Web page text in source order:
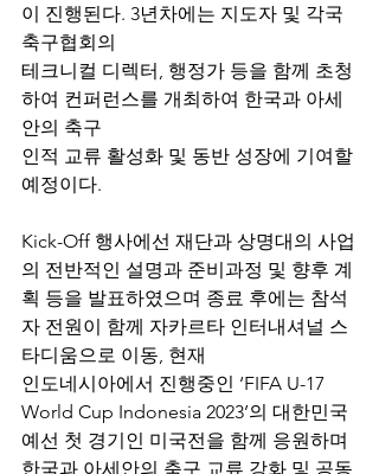
이 진행된다. 3년차에는 지도자 및 각국
축구협회의
테크니컬 디렉터, 행정가 등을 함께 초청
하여 컨퍼런스를 개최하여 한국과 아세
안의 축구
인적 교류 활성화 및 동반 성장에 기여할
예정이다.
Kick-Off 행사에선 재단과 상명대의 사업
의 전반적인 설명과 준비과정 및 향후 계
획 등을 발표하였으며 종료 후에는 참석
자 전원이 함께 자카르타 인터내셔널 스
타디움으로 이동, 현재
인도네시아에서 진행중인 ‘FIFA U-17
World Cup Indonesia 2023’의 대한민국
예선 첫 경기인 미국전을 함께 응원하며
한국과 아세안의 축구 교류 강화 및 공동